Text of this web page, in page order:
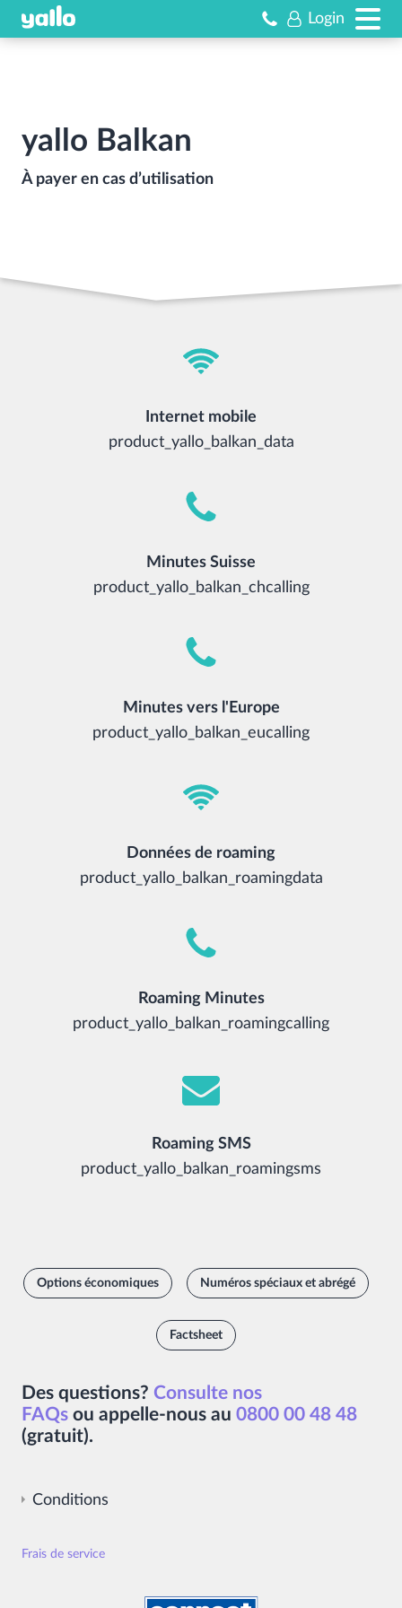
Login
yallo Balkan
À payer en cas d’utilisation
Internet mobile
product_yallo_balkan_data
Minutes Suisse
product_yallo_balkan_chcalling
Minutes vers l'Europe
product_yallo_balkan_eucalling
Données de roaming
product_yallo_balkan_roamingdata
Roaming Minutes
product_yallo_balkan_roamingcalling
Roaming SMS
product_yallo_balkan_roamingsms
Options économiques Numéros spéciaux et abrégé
Factsheet
Des questions? Consulte nos
FAQs ou appelle-nous au 0800 00 48 48
(gratuit).
Conditions
Frais de service